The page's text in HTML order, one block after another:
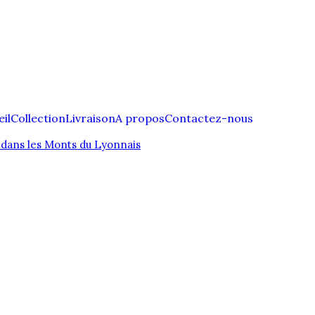
CollectionLivraisonA proposContactez-nous
les Monts du Lyonnais